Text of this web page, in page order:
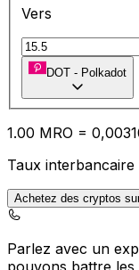
Vers
DOT - Polkadot
1.00 MRO = 0,
Taux interbancaire
Achetez des cryptos
Parlez avec un